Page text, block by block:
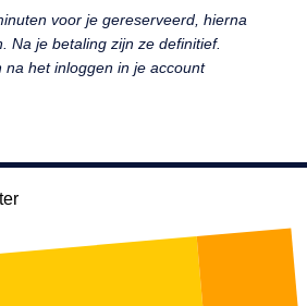
voor je gereserveerd, hierna
Na je betaling zijn ze definitief.
het inloggen in je account